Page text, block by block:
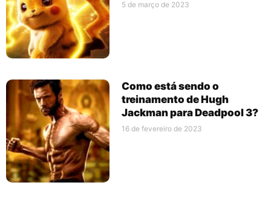
5 de março de 2023
Como está sendo o
treinamento de Hugh
Jackman para Deadpool 3?
16 de fevereiro de 2023